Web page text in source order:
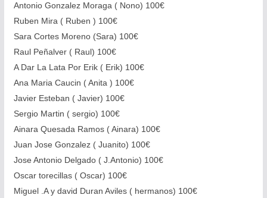
Antonio Gonzalez Moraga ( Nono) 100€
Ruben Mira ( Ruben ) 100€
Sara Cortes Moreno (Sara) 100€
Raul Peñalver ( Raul) 100€
A Dar La Lata Por Erik ( Erik) 100€
Ana Maria Caucin ( Anita ) 100€
Javier Esteban ( Javier) 100€
Sergio Martin ( sergio) 100€
Ainara Quesada Ramos ( Ainara) 100€
Juan Jose Gonzalez ( Juanito) 100€
Jose Antonio Delgado ( J.Antonio) 100€
Oscar torecillas ( Oscar) 100€
Miguel .A y david Duran Aviles ( hermanos) 100€